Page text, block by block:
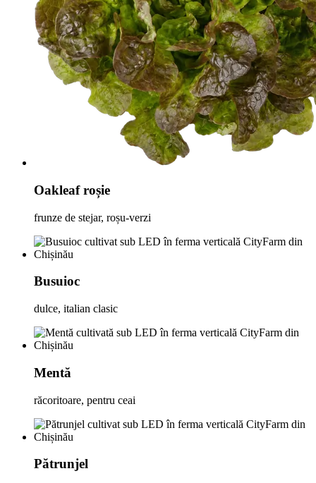
Oakleaf roșie
frunze de stejar, roșu-verzi
Busuioc
dulce, italian clasic
Mentă
răcoritoare, pentru ceai
Pătrunjel